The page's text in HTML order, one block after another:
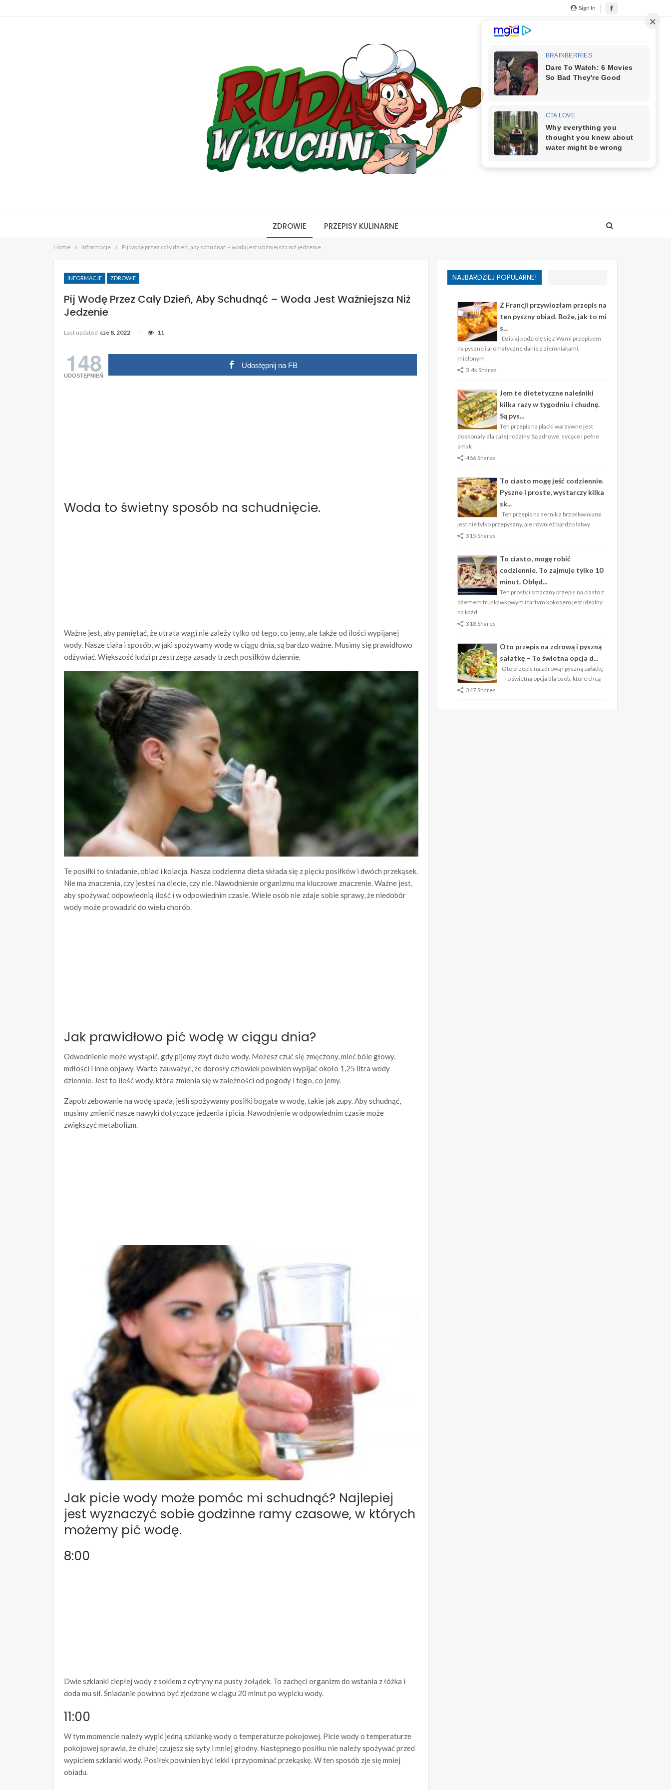
Sign In
ZDROWIE PRZEPISY KULINARNE
Home Informacje Pij wodę przez cały dzień, aby schudnąć – woda jest ważniejsza niż jedzenie
INFORMACJE ZDROWIE
Pij Wodę Przez Cały Dzień, Aby Schudnąć – Woda Jest Ważniejsza Niż
Jedzenie
Last updated cze 8, 2022 11
148
UDOSTĘPNIEŃ
Udostępnij na FB
Woda to świetny sposób na schudnięcie.
Ważne jest, aby pamiętać, że utrata wagi nie zależy tylko od tego, co jemy, ale także od ilości wypijanej
wody. Nasze ciała i sposób, w jaki spożywamy wodę w ciągu dnia, są bardzo ważne. Musimy się prawidłowo
odżywiać. Większość ludzi przestrzega zasady trzech posiłków dziennie.
Te posiłki to śniadanie, obiad i kolacja. Nasza codzienna dieta składa się z pięciu posiłków i dwóch przekąsek.
Nie ma znaczenia, czy jesteś na diecie, czy nie. Nawodnienie organizmu ma kluczowe znaczenie. Ważne jest,
aby spożywać odpowiednią ilość i w odpowiednim czasie. Wiele osób nie zdaje sobie sprawy, że niedobór
wody może prowadzić do wielu chorób.
Jak prawidłowo pić wodę w ciągu dnia?
Odwodnienie może wystąpić, gdy pijemy zbyt dużo wody. Możesz czuć się zmęczony, mieć bóle głowy,
mdłości i inne objawy. Warto zauważyć, że dorosły człowiek powinien wypijać około 1,25 litra wody
dziennie. Jest to ilość wody, która zmienia się w zależności od pogody i tego, co jemy.
Zapotrzebowanie na wodę spada, jeśli spożywamy posiłki bogate w wodę, takie jak zupy. Aby schudnąć,
musimy zmienić nasze nawyki dotyczące jedzenia i picia. Nawodnienie w odpowiednim czasie może
zwiększyć metabolizm.
Jak picie wody może pomóc mi schudnąć? Najlepiej
jest wyznaczyć sobie godzinne ramy czasowe, w których
możemy pić wodę.
8:00
Dwie szklanki ciepłej wody z sokiem z cytryny na pusty żołądek. To zachęci organizm do wstania z łóżka i
doda mu sił. Śniadanie powinno być zjedzone w ciągu 20 minut po wypiciu wody.
11:00
W tym momencie należy wypić jedną szklankę wody o temperaturze pokojowej. Picie wody o temperaturze
pokojowej sprawia, że dłużej czujesz się syty i mniej głodny. Następnego posiłku nie należy spożywać przed
wypiciem szklanki wody. Posiłek powinien być lekki i przypominać przekąskę. W ten sposób zje się mniej
obiadu.
NAJBARDZIEJ POPULARNE!
Z Francji przywiozłam przepis na
ten pyszny obiad. Boże, jak to mi
s...
Dzisiaj podzielę się z Wami przepisem
na pyszne i aromatyczne danie z ziemniakami,
mielonym
3.4k Shares
Jem te dietetyczne naleśniki
kilka razy w tygodniu i chudnę.
Są pys...
Ten przepis na placki warzywne jest
doskonały dla całej rodziny. Są zdrowe, sycące i pełne
smak
466 Shares
To ciasto mogę jeść codziennie.
Pyszne i proste, wystarczy kilka
sk...
Ten przepis na sernik z brzoskwiniami
jest nie tylko przepyszny, ale również bardzo łatwy
315 Shares
To ciasto, mogę robić
codziennie. To zajmuje tylko 10
minut. Obłęd...
Ten prosty i smaczny przepis na ciasto z
dżemem truskawkowym i tartym kokosem jest idealny
na każd
318 Shares
Oto przepis na zdrową i pyszną
sałatkę – To świetna opcja d...
Oto przepis na zdrową i pyszną sałatkę
– To świetna opcja dla osób, które chcą
347 Shares